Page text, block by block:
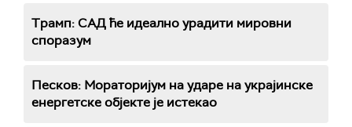
Трамп: САД ће идеално урадити мировни
споразум
Песков: Мораторијум на ударе на украјинске
енергетске објекте је истекао